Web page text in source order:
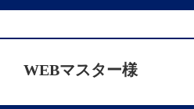
WEBマスター様